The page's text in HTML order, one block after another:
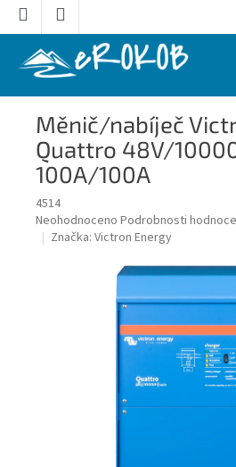
Přejít
Měnič/nabíječ
Quattro 48V/
100A/100A
4514
Průměrné
hodnocení
Neohodnoceno Podrobnosti
Značka: Victron Energy